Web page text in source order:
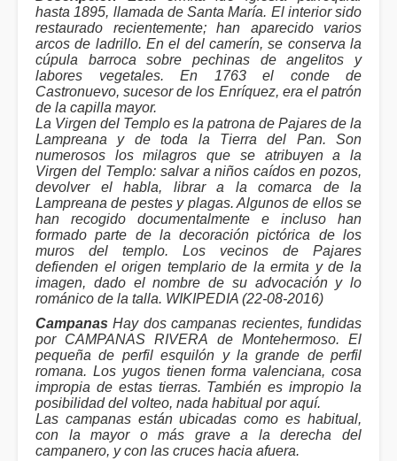
hasta 1895, llamada de Santa María. El interior sido
restaurado recientemente; han aparecido varios
arcos de ladrillo. En el del camerín, se conserva la
cúpula barroca sobre pechinas de angelitos y
labores vegetales. En 1763 el conde de
Castronuevo, sucesor de los Enríquez, era el patrón
de la capilla mayor.
La Virgen del Templo es la patrona de Pajares de la
Lampreana y de toda la Tierra del Pan. Son
numerosos los milagros que se atribuyen a la
Virgen del Templo: salvar a niños caídos en pozos,
devolver el habla, librar a la comarca de la
Lampreana de pestes y plagas. Algunos de ellos se
han recogido documentalmente e incluso han
formado parte de la decoración pictórica de los
muros del templo. Los vecinos de Pajares
defienden el origen templario de la ermita y de la
imagen, dado el nombre de su advocación y lo
románico de la talla. WIKIPEDIA (22-08-2016)
Campanas Hay dos campanas recientes, fundidas
por CAMPANAS RIVERA de Montehermoso. El
pequeña de perfil esquilón y la grande de perfil
romana. Los yugos tienen forma valenciana, cosa
impropia de estas tierras. También es impropio la
posibilidad del volteo, nada habitual por aquí.
Las campanas están ubicadas como es habitual,
con la mayor o más grave a la derecha del
campanero, y con las cruces hacia afuera.